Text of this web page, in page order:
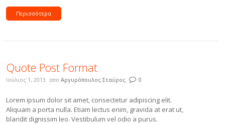
Περισσότερα
Quote Post Format
Ιούλιος 1, 2013 απο Αργυρόπουλος Σταύρος 0
Lorem ipsum dolor sit amet, consectetur adipiscing elit.
Aliquam a porta nulla. Etiam lectus enim, gravida at erat ut,
blandit dignissim leo. Vestibulum vel odio a purus.